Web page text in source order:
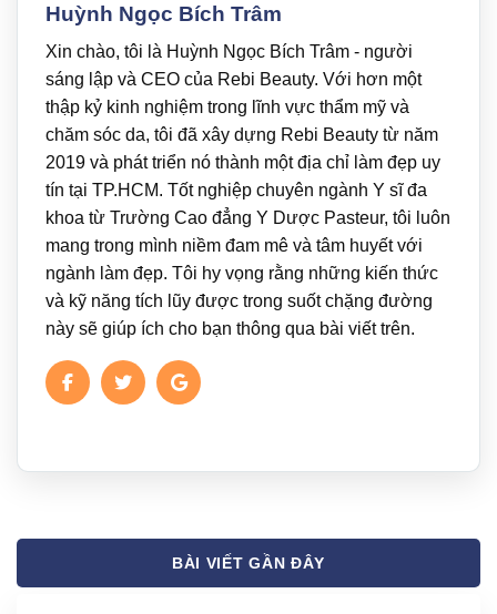
Huỳnh Ngọc Bích Trâm
Xin chào, tôi là Huỳnh Ngọc Bích Trâm - người
sáng lập và CEO của Rebi Beauty. Với hơn một
thập kỷ kinh nghiệm trong lĩnh vực thẩm mỹ và
chăm sóc da, tôi đã xây dựng Rebi Beauty từ năm
2019 và phát triển nó thành một địa chỉ làm đẹp uy
tín tại TP.HCM. Tốt nghiệp chuyên ngành Y sĩ đa
khoa từ Trường Cao đẳng Y Dược Pasteur, tôi luôn
mang trong mình niềm đam mê và tâm huyết với
ngành làm đẹp. Tôi hy vọng rằng những kiến thức
và kỹ năng tích lũy được trong suốt chặng đường
này sẽ giúp ích cho bạn thông qua bài viết trên.
BÀI VIẾT GẦN ĐÂY